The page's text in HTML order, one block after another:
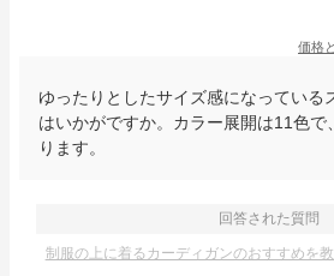
価格
ゆったりとしたサイズ感になっている
はいかがですか。カラー展開は11色で
ります。
回答された質問
制服の上に着るカーディガンのおすすめを